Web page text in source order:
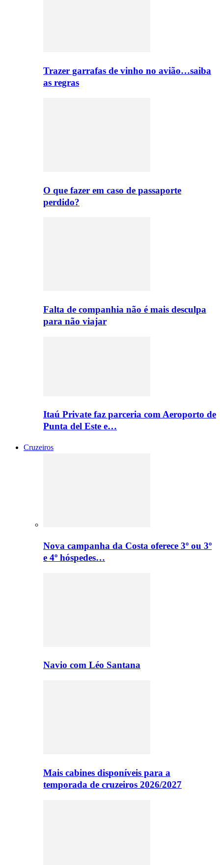
Trazer garrafas de vinho no avião…saiba
as regras
O que fazer em caso de passaporte
perdido?
Falta de companhia não é mais desculpa
para não viajar
Itaú Private faz parceria com Aeroporto de
Punta del Este e…
Cruzeiros
Nova campanha da Costa oferece 3º ou 3º
e 4º hóspedes…
Navio com Léo Santana
Mais cabines disponíveis para a
temporada de cruzeiros 2026/2027